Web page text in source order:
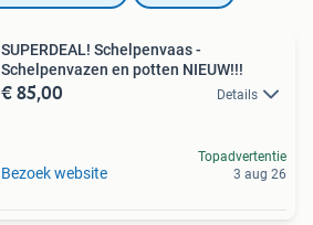
SUPERDEAL! Schelpenvaas -
Schelpenvazen en potten NIEUW!!!
€ 85,00 Details
Bezoek website
Topadvertentie
3 aug 26